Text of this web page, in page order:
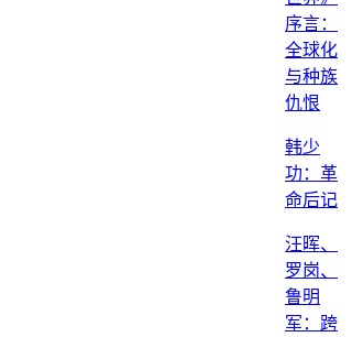
序言：
全球化
与种族
仇恨
韩少
功：革
命后记
汪晖、
罗岗、
鲁明
军：跨